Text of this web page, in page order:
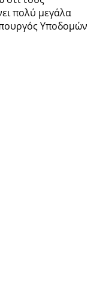
πολύ μεγάλα
Υποδομών